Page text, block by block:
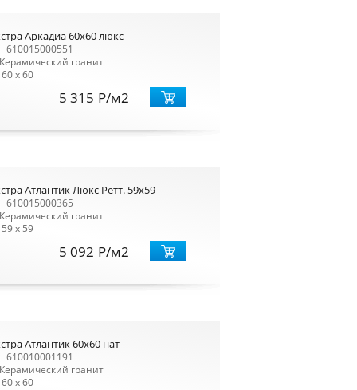
Аркадиа 60х60 люкс
610015000551
Керамический гранит
60 x 60
5 315 Р/м2
Атлантик Люкс Ретт. 59x59
610015000365
Керамический гранит
59 x 59
5 092 Р/м2
Атлантик 60x60 нат
610010001191
Керамический гранит
60 x 60